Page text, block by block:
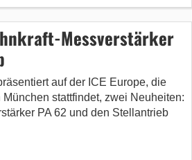
Messverstärker
auf der ICE Europe, die
stattfindet, zwei Neuheiten:
PA 62 und den Stellantrieb